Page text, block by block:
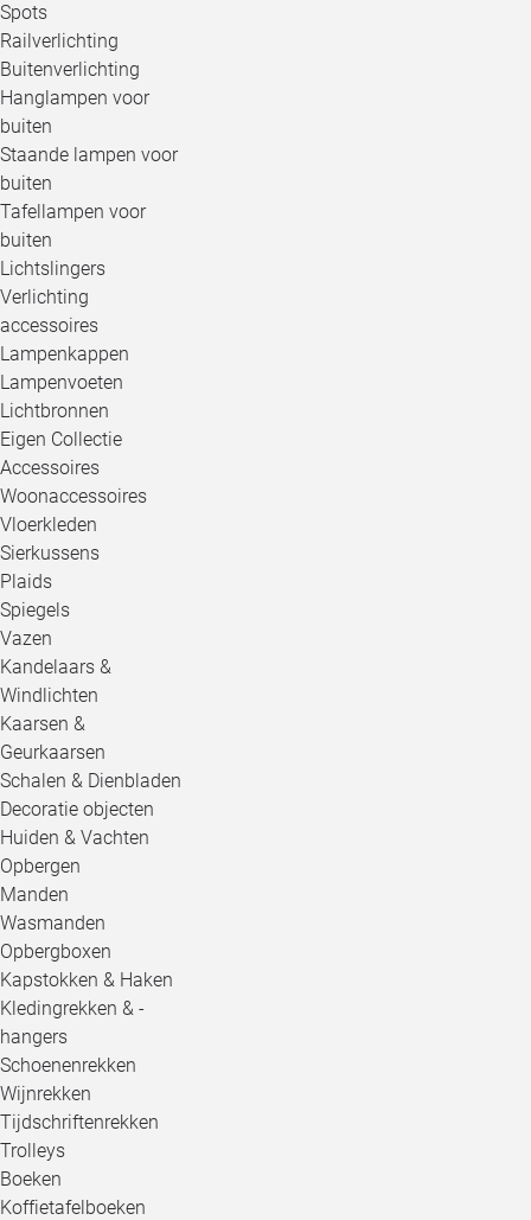
Spots
Railverlichting
Buitenverlichting
Hanglampen voor
buiten
Staande lampen voor
buiten
Tafellampen voor
buiten
Lichtslingers
Verlichting
accessoires
Lampenkappen
Lampenvoeten
Lichtbronnen
Eigen Collectie
Accessoires
Woonaccessoires
Vloerkleden
Sierkussens
Plaids
Spiegels
Vazen
Kandelaars &
Windlichten
Kaarsen &
Geurkaarsen
Schalen & Dienbladen
Decoratie objecten
Huiden & Vachten
Opbergen
Manden
Wasmanden
Opbergboxen
Kapstokken & Haken
Kledingrekken & -
hangers
Schoenenrekken
Wijnrekken
Tijdschriftenrekken
Trolleys
Boeken
Koffietafelboeken